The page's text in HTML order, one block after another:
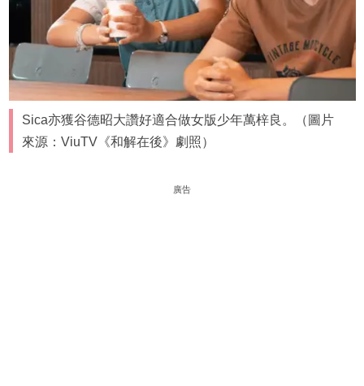
Sica亦獲谷德昭大讚好適合做女版少年萬梓良。（圖片
來源：ViuTV《和解在後》劇照）
廣告